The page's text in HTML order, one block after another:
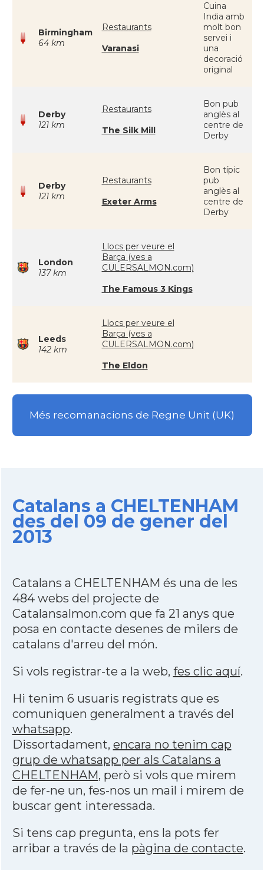
Birmingham
64 km
Restaurants
Varanasi
Cuina
India amb
molt bon
servei i
una
decoració
original
Derby
121 km
Restaurants
The Silk Mill
Bon pub
anglès al
centre de
Derby
Derby
121 km
Restaurants
Exeter Arms
Bon típic
pub
anglès al
centre de
Derby
London
137 km
Llocs per veure el
Barça (ves a
CULERSALMON.com)
The Famous 3 Kings
Leeds
142 km
Llocs per veure el
Barça (ves a
CULERSALMON.com)
The Eldon
Més recomanacions de Regne Unit (UK)
Catalans a CHELTENHAM
des del 09 de gener del
2013
Catalans a CHELTENHAM és una de les
484 webs del projecte de
Catalansalmon.com que fa 21 anys que
posa en contacte desenes de milers de
catalans d'arreu del món.
Si vols registrar-te a la web, fes clic aquí.
Hi tenim 6 usuaris registrats que es
comuniquen generalment a través del
whatsapp.
Dissortadament, encara no tenim cap
grup de whatsapp per als Catalans a
CHELTENHAM, però si vols que mirem
de fer-ne un, fes-nos un mail i mirem de
buscar gent interessada.
Si tens cap pregunta, ens la pots fer
arribar a través de la pàgina de contacte.